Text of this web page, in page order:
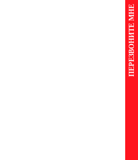
ПЕРЕЗВОНИТЕ МНЕ